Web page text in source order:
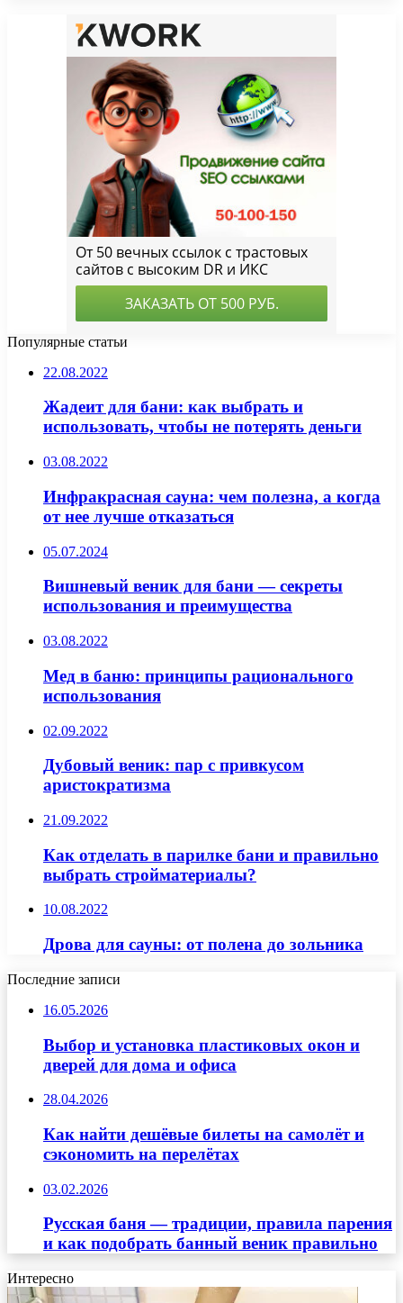
Популярные статьи
22.08.2022
Жадеит для бани: как выбрать и
использовать, чтобы не потерять деньги
03.08.2022
Инфракрасная сауна: чем полезна, а когда
от нее лучше отказаться
05.07.2024
Вишневый веник для бани — секреты
использования и преимущества
03.08.2022
Мед в баню: принципы рационального
использования
02.09.2022
Дубовый веник: пар с привкусом
аристократизма
21.09.2022
Как отделать в парилке бани и правильно
выбрать стройматериалы?
10.08.2022
Дрова для сауны: от полена до зольника
Последние записи
16.05.2026
Выбор и установка пластиковых окон и
дверей для дома и офиса
28.04.2026
Как найти дешёвые билеты на самолёт и
сэкономить на перелётах
03.02.2026
Русская баня — традиции, правила парения
и как подобрать банный веник правильно
Интересно